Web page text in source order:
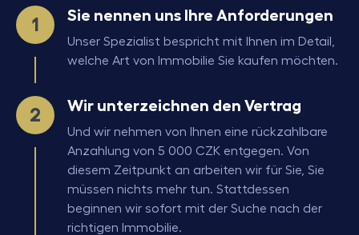
Sie nennen uns Ihre Anforderungen
Unser Spezialist bespricht mit Ihnen im Detail,
welche Art von Immobilie Sie kaufen möchten.
Wir unterzeichnen den Vertrag
Und wir nehmen von Ihnen eine rückzahlbare
Anzahlung von 5 000 CZK entgegen. Von
diesem Zeitpunkt an arbeiten wir für Sie, Sie
müssen nichts mehr tun. Stattdessen
beginnen wir sofort mit der Suche nach der
richtigen Immobilie.